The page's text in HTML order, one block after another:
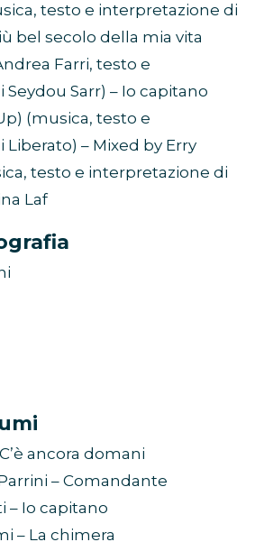
testo e interpretazione di
bel secolo della mia vita
Farri, testo e
Sarr) – Io capitano
(musica, testo e
– Mixed by Erry
testo e interpretazione di
Laf
ancora domani
– Comandante
– Io capitano
– La chimera